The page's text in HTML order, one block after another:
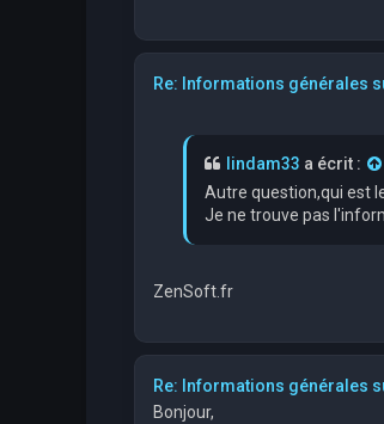
Re: Informations générales
lindam33 a écrit :
Autre question,qui est
Je ne trouve pas
ZenSoft.fr
Re: Informations générales
Bonjour,